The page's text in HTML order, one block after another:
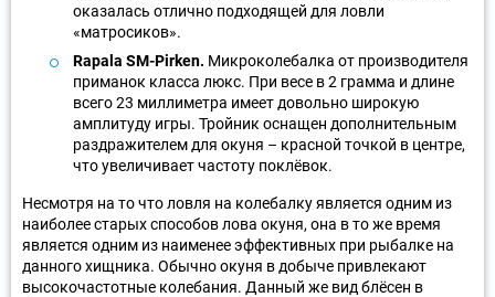
оказалась отлично подходящей для ловли
«матросиков».
Rapala SM-Pirken. Микроколебалка от производителя
приманок класса люкс. При весе в 2 грамма и длине
всего 23 миллиметра имеет довольно широкую
амплитуду игры. Тройник оснащен дополнительным
раздражителем для окуня – красной точкой в центре,
что увеличивает частоту поклёвок.
Несмотря на то что ловля на колебалку является одним из
наиболее старых способов лова окуня, она в то же время
является одним из наименее эффективных при рыбалке на
данного хищника. Обычно окуня в добыче привлекают
высокочастотные колебания. Данный же вид блёсен в